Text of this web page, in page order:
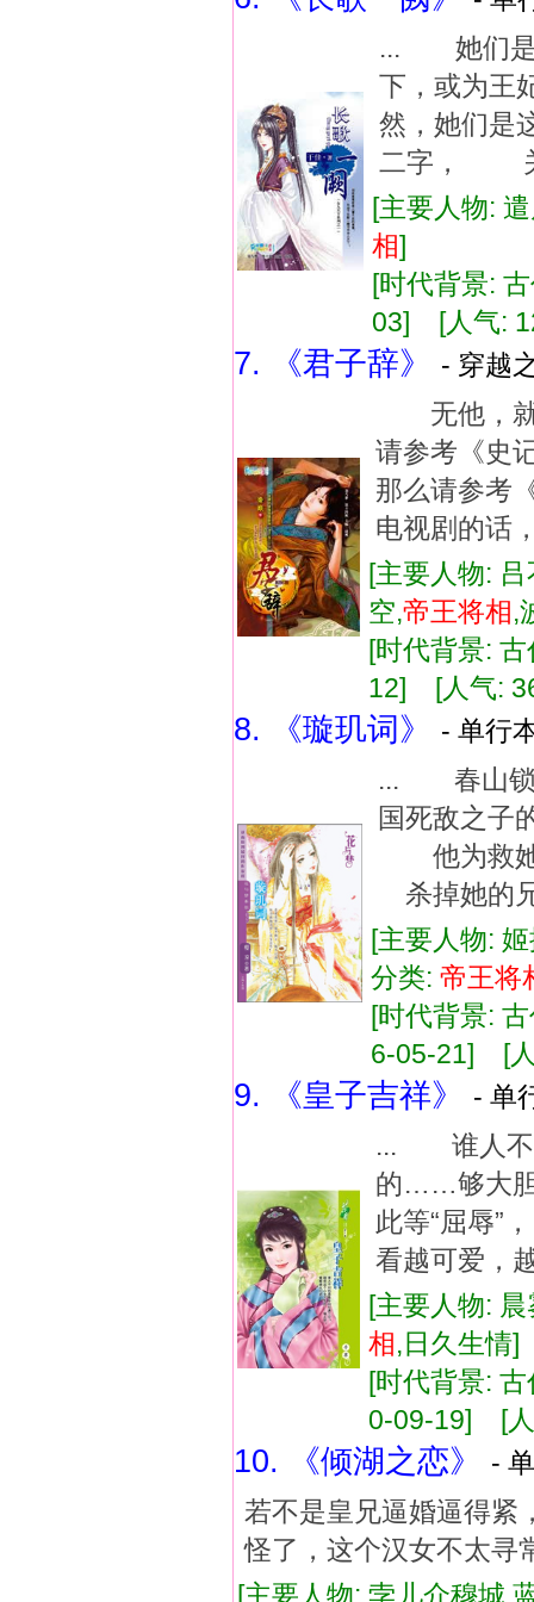
... 她们是
下，或为
然，她们
二字， 关
[主要人物:
相]
[时代背景:
03] [人气:
7. 《君子辞》
- 穿越
无他，
请参考《
那么请参考
电视剧的
[主要人物:
空,帝王将相,
[时代背景:
12] [人气:
8. 《璇玑词》
- 单行
... 春山锁
国死敌之
他为救
杀掉她的
[主要人物:
分类: 帝王将
[时代背景:
6-05-21] [
9. 《皇子吉祥》
- 单
... 谁人不
的……够大
此等“屈辱
看越可爱
[主要人物:
相,日久生
[时代背景:
0-09-19] [
10. 《倾湖之恋》
-
若不是皇兄逼婚逼得紧
怪了，这个汉女不太寻
[主要人物: 孛儿介穆城